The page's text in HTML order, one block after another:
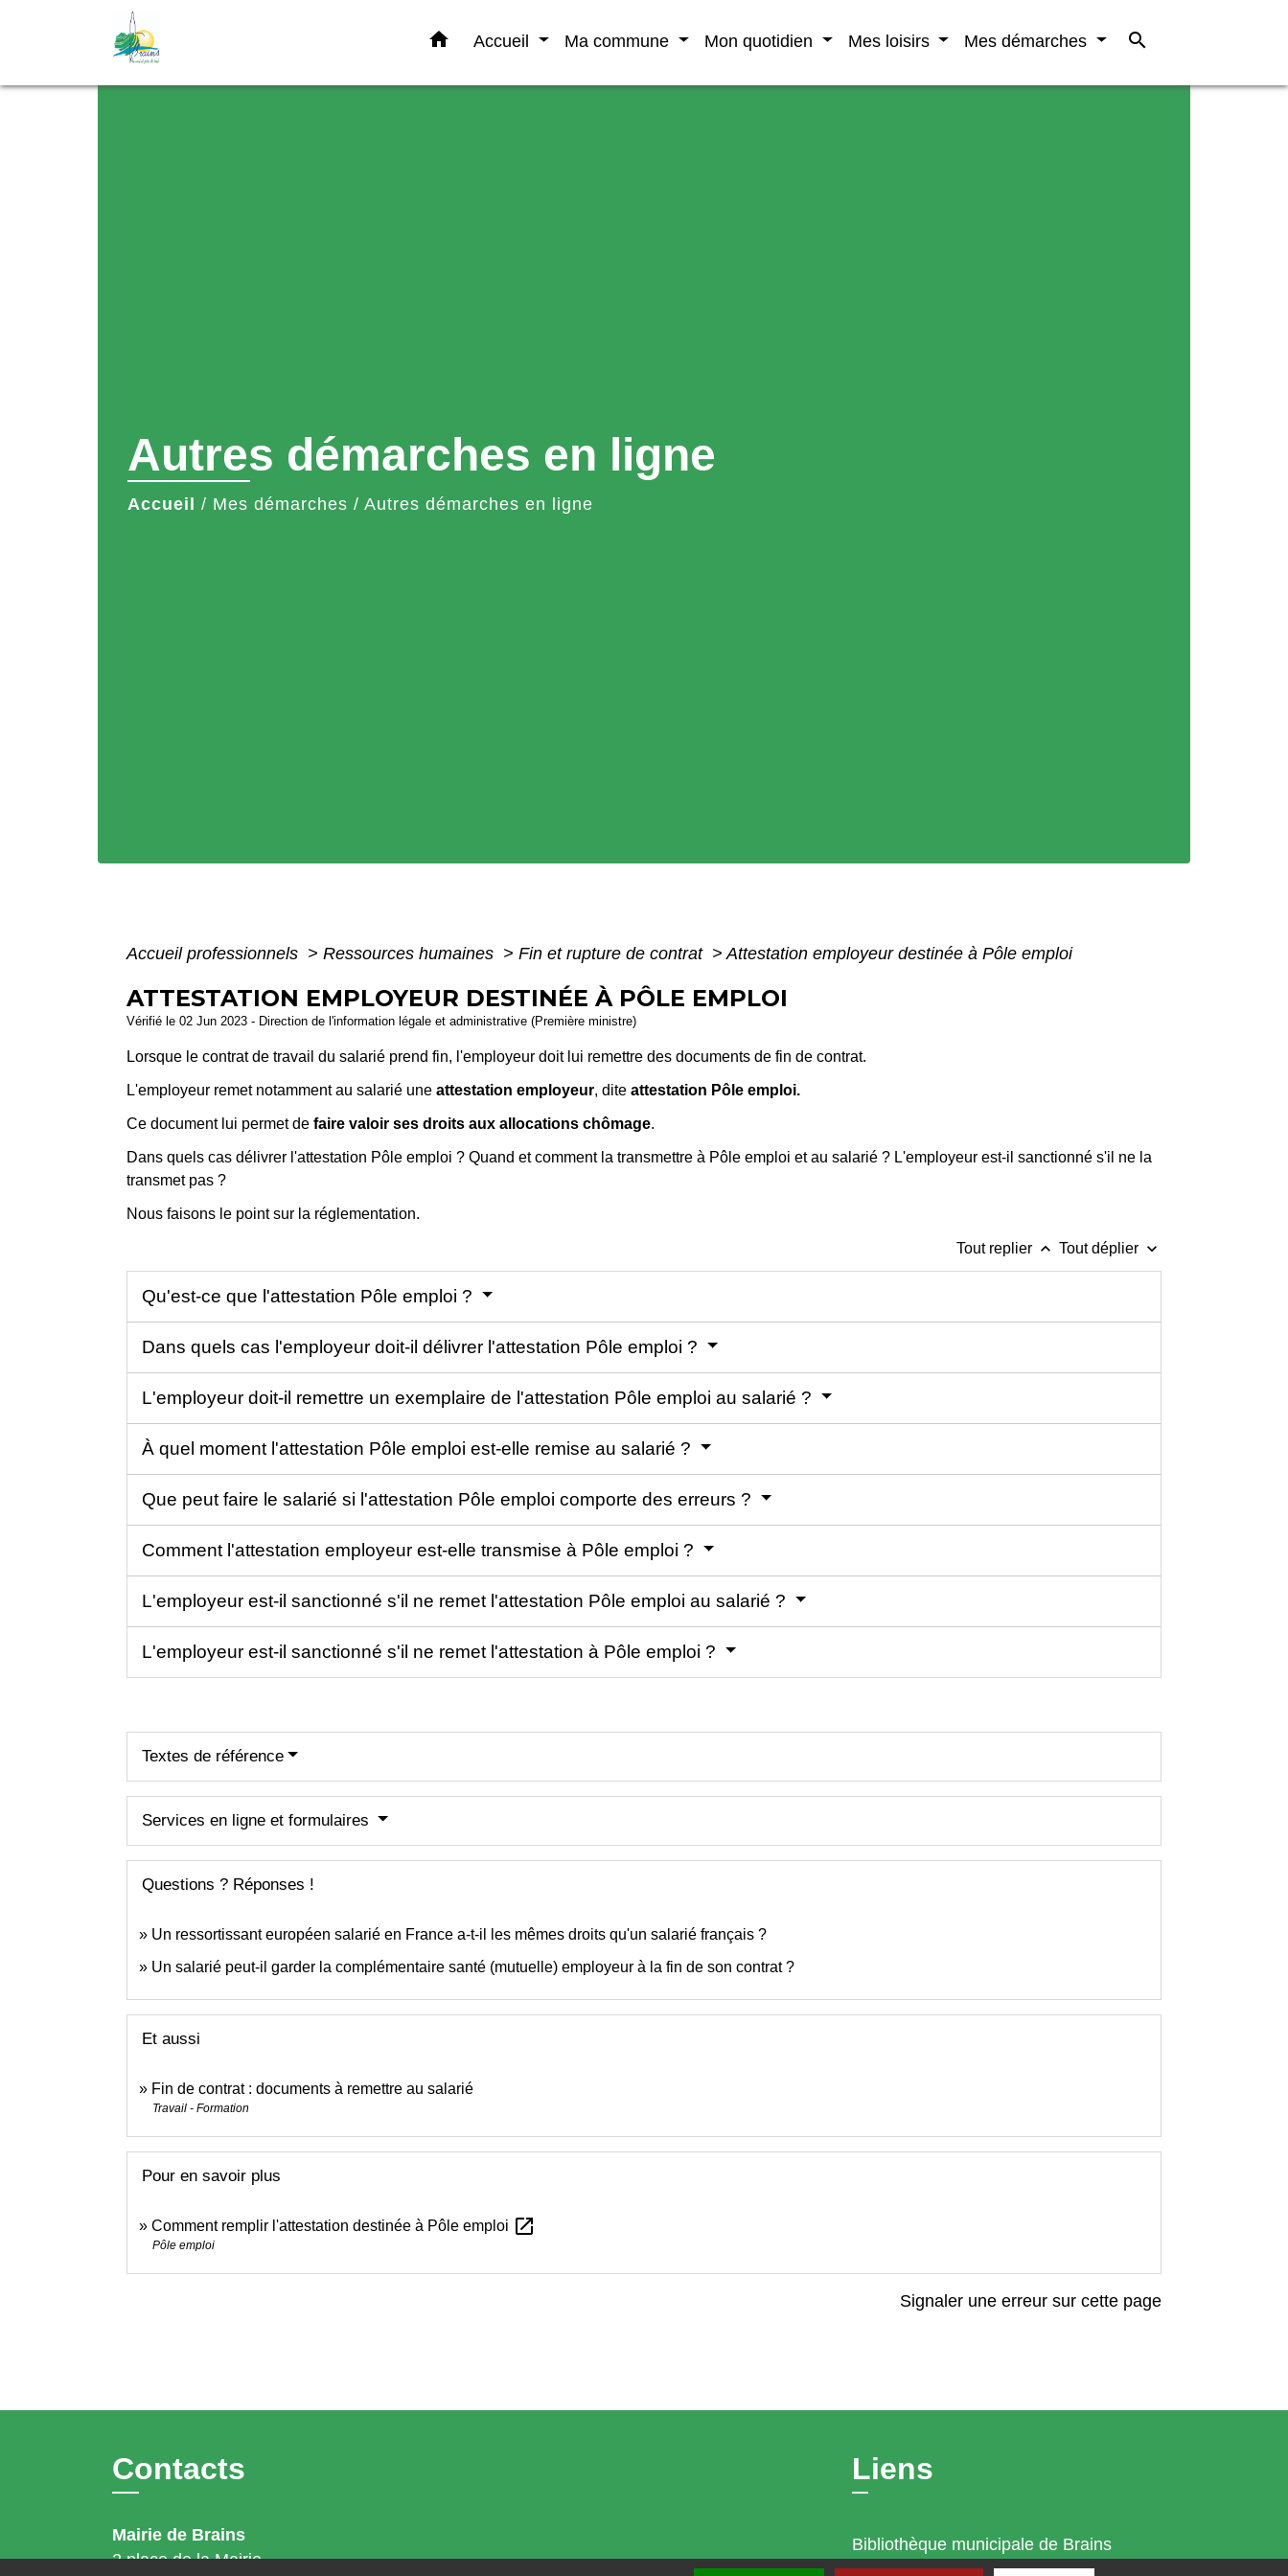
home Accueil Ma commune Mon quotidien Mes loisirs Mes démarches search
Autres démarches en ligne
Accueil / Mes démarches / Autres démarches en ligne
Accueil professionnels > Ressources humaines > Fin et rupture de contrat > Attestation employeur destinée à Pôle emploi
ATTESTATION EMPLOYEUR DESTINÉE À PÔLE EMPLOI
Vérifié le 02 Jun 2023 - Direction de l'information légale et administrative (Première ministre)
Lorsque le contrat de travail du salarié prend fin, l'employeur doit lui remettre des documents de fin de contrat.
L'employeur remet notamment au salarié une attestation employeur, dite attestation Pôle emploi.
Ce document lui permet de faire valoir ses droits aux allocations chômage.
Dans quels cas délivrer l'attestation Pôle emploi ? Quand et comment la transmettre à Pôle emploi et au salarié ? L'employeur est-il sanctionné s'il ne la
transmet pas ?
Nous faisons le point sur la réglementation.
Tout replier keyboard_arrow_up Tout déplier keyboard_arrow_down
Qu'est-ce que l'attestation Pôle emploi ?
Dans quels cas l'employeur doit-il délivrer l'attestation Pôle emploi ?
L'employeur doit-il remettre un exemplaire de l'attestation Pôle emploi au salarié ?
À quel moment l'attestation Pôle emploi est-elle remise au salarié ?
Que peut faire le salarié si l'attestation Pôle emploi comporte des erreurs ?
Comment l'attestation employeur est-elle transmise à Pôle emploi ?
L'employeur est-il sanctionné s'il ne remet l'attestation Pôle emploi au salarié ?
L'employeur est-il sanctionné s'il ne remet l'attestation à Pôle emploi ?
Textes de référence
Services en ligne et formulaires
Questions ? Réponses !
Un ressortissant européen salarié en France a-t-il les mêmes droits qu'un salarié français ?
Un salarié peut-il garder la complémentaire santé (mutuelle) employeur à la fin de son contrat ?
Et aussi
Fin de contrat : documents à remettre au salarié
Travail - Formation
Pour en savoir plus
Comment remplir l'attestation destinée à Pôle emploi open_in_new
Pôle emploi
Signaler une erreur sur cette page
Contacts
Mairie de Brains
2 place de la Mairie
Liens
Bibliothèque municipale de Brains
Nantes Métropole